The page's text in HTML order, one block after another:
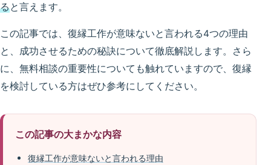
ると言えます。
この記事では、復縁工作が意味ないと言われる4つの理由
と、成功させるための秘訣について徹底解説します。さら
に、無料相談の重要性についても触れていますので、復縁
を検討している方はぜひ参考にしてください。
この記事の大まかな内容
復縁工作が意味ないと言われる理由